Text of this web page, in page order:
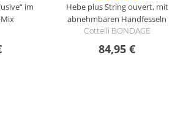
im
Hebe plus String ouvert, mit
abnehmbaren Handfesseln
Cottelli BONDAGE
84,95 €